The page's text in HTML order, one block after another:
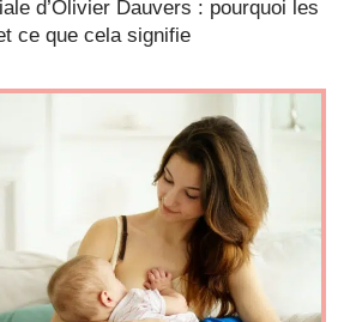
d’Olivier Dauvers : pourquoi les
ce que cela signifie